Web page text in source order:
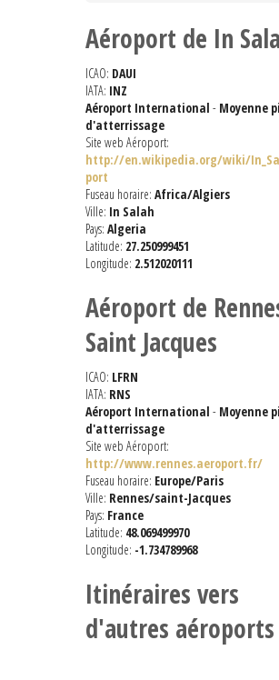
Aéroport de In
ICAO: DAUI
IATA: INZ
Aéroport International - Moyenne
d'atterrissage
Site web Aéroport:
http://en.wikipedia.org/wiki/
port
Fuseau horaire: Africa/Algiers
Ville: In Salah
Pays: Algeria
Latitude: 27.250999451
Longitude: 2.512020111
Aéroport de
Saint Jacques
ICAO: LFRN
IATA: RNS
Aéroport International - Moyenne
d'atterrissage
Site web Aéroport:
http://www.rennes.aeroport.fr/
Fuseau horaire: Europe/Paris
Ville: Rennes/saint-Jacques
Pays: France
Latitude: 48.069499970
Longitude: -1.734789968
Itinéraires vers
d'autres aéroports